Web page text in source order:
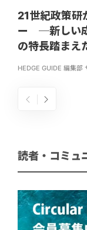
21世紀政策研
ー ─新しい成
の特長踏まえ
HEDGE GUIDE 編集部
読者・コミュ